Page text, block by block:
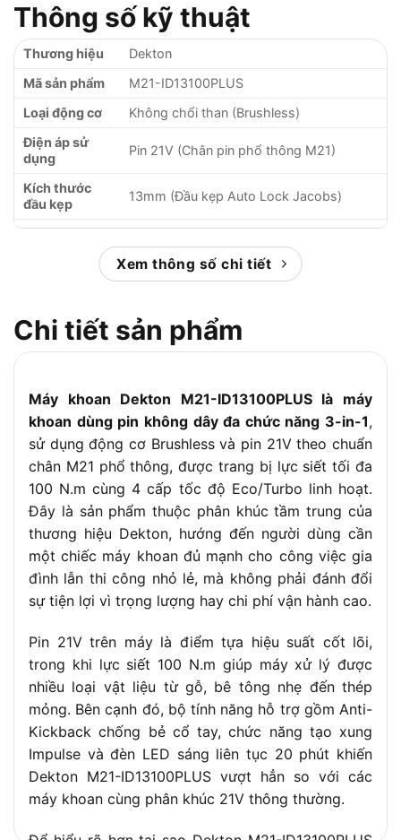
Thông số kỹ thuật
Thương hiệu
Dekton
Mã sản phẩm
M21-ID13100PLUS
Loại động cơ
Không chổi than (Brushless)
Điện áp sử
dụng
Pin 21V (Chân pin phổ thông M21)
Kích thước
đầu kẹp
13mm (Đầu kẹp Auto Lock Jacobs)
Tốc độ không
Tốc độ không
Tốc độ đập
(Nhịp búa)
0 đến 32.000 lần/phút
xoắn)
Chức năng
chính
Khoan thường, Bắt vít trượt, Khoan tường
(Động lực)
Tính năng hỗ
trợ
Anti-Kickback, Chức năng tạo xung
(Impulse), Đèn LED 20 phút
Trọng lượng
thân máy
1.35 kg
Phụ kiện đi
kèm (Bản
Solo)
Hộp nhựa BMC cao cấp, tay cầm trợ lực,
phụ kiện giữ mũi vít, đế bảo vệ chân pin
Xem thông số chi tiết
Chi tiết sản phẩm
Máy khoan Dekton M21-ID13100PLUS là máy
khoan dùng pin không dây đa chức năng 3-in-1,
sử dụng động cơ Brushless và pin 21V theo chuẩn
chân M21 phổ thông, được trang bị lực siết tối đa
100 N.m cùng 4 cấp tốc độ Eco/Turbo linh hoạt.
Đây là sản phẩm thuộc phân khúc tầm trung của
thương hiệu Dekton, hướng đến người dùng cần
một chiếc máy khoan đủ mạnh cho công việc gia
đình lẫn thi công nhỏ lẻ, mà không phải đánh đổi
sự tiện lợi vì trọng lượng hay chi phí vận hành cao.
Pin 21V trên máy là điểm tựa hiệu suất cốt lõi,
trong khi lực siết 100 N.m giúp máy xử lý được
nhiều loại vật liệu từ gỗ, bê tông nhẹ đến thép
mỏng. Bên cạnh đó, bộ tính năng hỗ trợ gồm Anti-
Kickback chống bẻ cổ tay, chức năng tạo xung
Impulse và đèn LED sáng liên tục 20 phút khiến
Dekton M21-ID13100PLUS vượt hẳn so với các
máy khoan cùng phân khúc 21V thông thường.